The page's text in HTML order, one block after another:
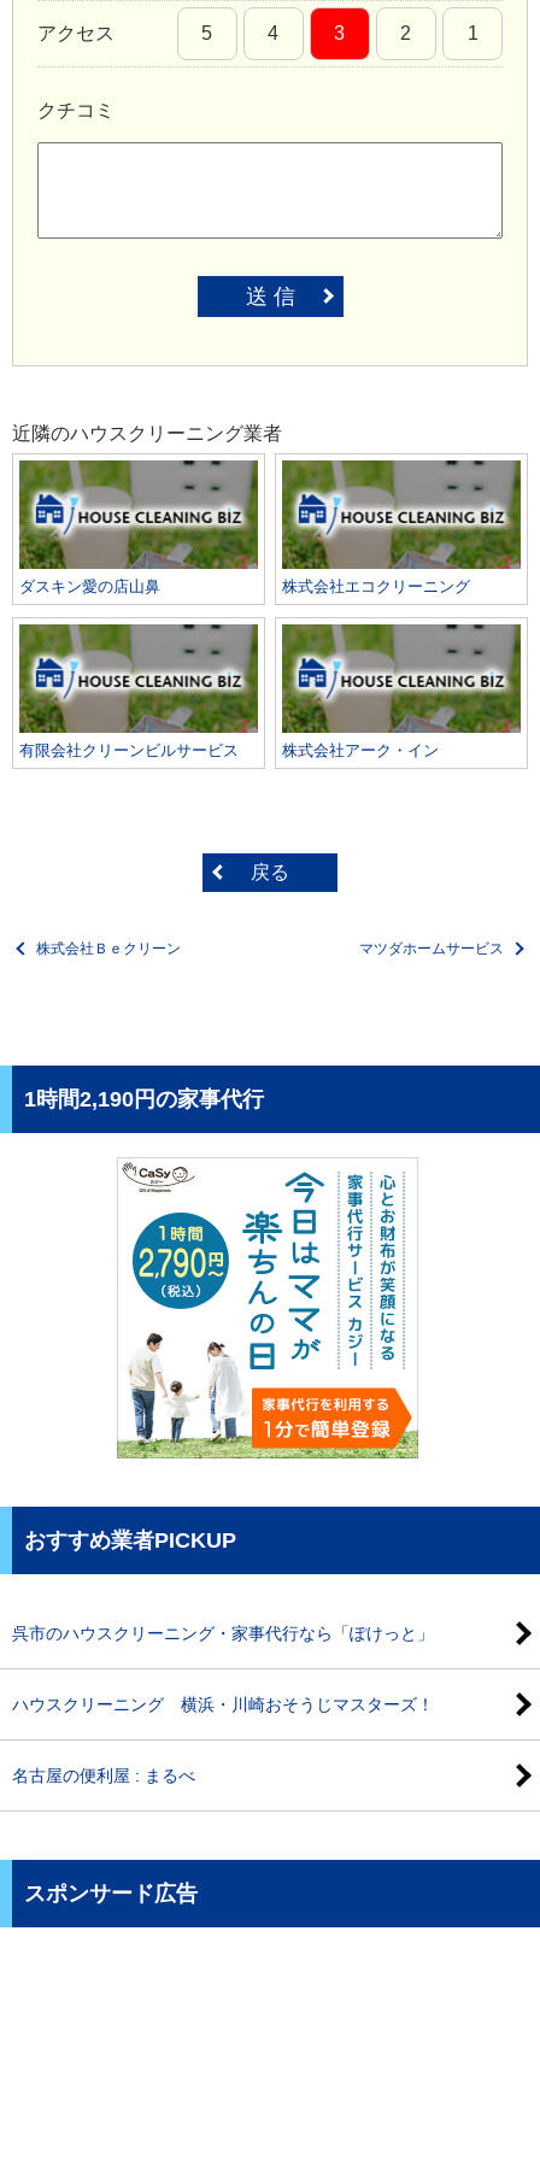
アクセス 5 4 3 2 1
クチコミ
送 信
近隣のハウスクリーニング業者
ダスキン愛の店山鼻 株式会社エコクリーニング
有限会社クリーンビルサービス 株式会社アーク・イン
戻る
株式会社Ｂｅクリーン マツダホームサービス
1時間2,190円の家事代行
おすすめ業者PICKUP
呉市のハウスクリーニング・家事代行なら「ぽけっと」
ハウスクリーニング 横浜・川崎おそうじマスターズ！
名古屋の便利屋 : まるべ
スポンサード広告